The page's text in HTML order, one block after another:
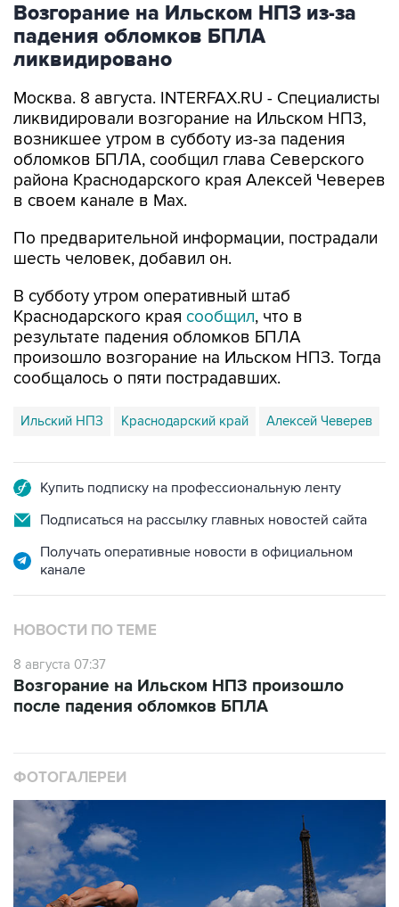
Возгорание на Ильском НПЗ из-за
падения обломков БПЛА
ликвидировано
Москва. 8 августа. INTERFAX.RU - Специалисты
ликвидировали возгорание на Ильском НПЗ,
возникшее утром в субботу из-за падения
обломков БПЛА, сообщил глава Северского
района Краснодарского края Алексей Чеверев
в своем канале в Max.
По предварительной информации, пострадали
шесть человек, добавил он.
В субботу утром оперативный штаб
Краснодарского края сообщил, что в
результате падения обломков БПЛА
произошло возгорание на Ильском НПЗ. Тогда
сообщалось о пяти пострадавших.
Ильский НПЗ Краснодарский край Алексей Чеверев
Купить подписку на профессиональную ленту
Подписаться на рассылку главных новостей сайта
Получать оперативные новости в официальном
канале
НОВОСТИ ПО ТЕМЕ
8 августа 07:37
Возгорание на Ильском НПЗ произошло
после падения обломков БПЛА
ФОТОГАЛЕРЕИ